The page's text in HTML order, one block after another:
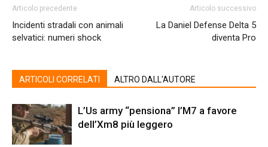
Articolo precedente
Incidenti stradali con animali
selvatici: numeri shock
Articolo successivo
La Daniel Defense Delta 5
diventa Pro
ARTICOLI CORRELATI ALTRO DALL'AUTORE
L’Us army “pensiona” l’M7 a favore
dell’Xm8 più leggero